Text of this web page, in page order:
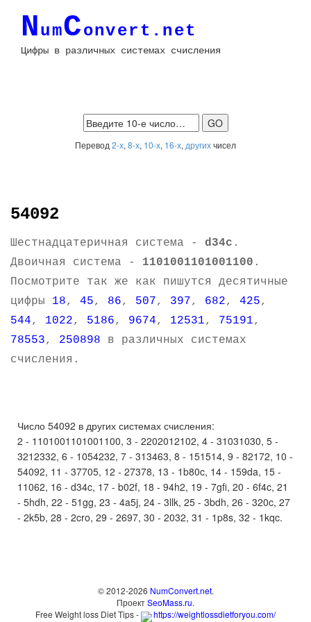
NumConvert.net
Цифры в различных системах счисления
Перевод 2-х, 8-х, 10-х, 16-х, другихчисел
54092
Шестнадцатеричная система - d34c .
Двоичная система - 1101001101001100 .
Посмотрите так же как пишутся десятичные
цифры 18, 45, 86, 507, 397, 682, 425,
544, 1022, 5186, 9674, 12531, 75191,
78553, 250898 в различных системах
счисления.
Число 54092 в других системах счисления:
2 - 1101001101001100, 3 - 2202012102, 4 - 31031030, 5 -
3212332, 6 - 1054232, 7 - 313463, 8 - 151514, 9 - 82172, 10 -
54092, 11 - 37705, 12 - 27378, 13 - 1b80c, 14 - 159da, 15 -
11062, 16 - d34c, 17 - b02f, 18 - 94h2, 19 - 7gfi, 20 - 6f4c, 21
- 5hdh, 22 - 51gg, 23 - 4a5j, 24 - 3llk, 25 - 3bdh, 26 - 320c, 27
- 2k5b, 28 - 2cro, 29 - 2697, 30 - 2032, 31 - 1p8s, 32 - 1kqc.
© 2012-2026 NumConvert.net.
ПроектSeoMass.ru.
Free Weight loss Diet Tips -
https://weightlossdietforyou.com/